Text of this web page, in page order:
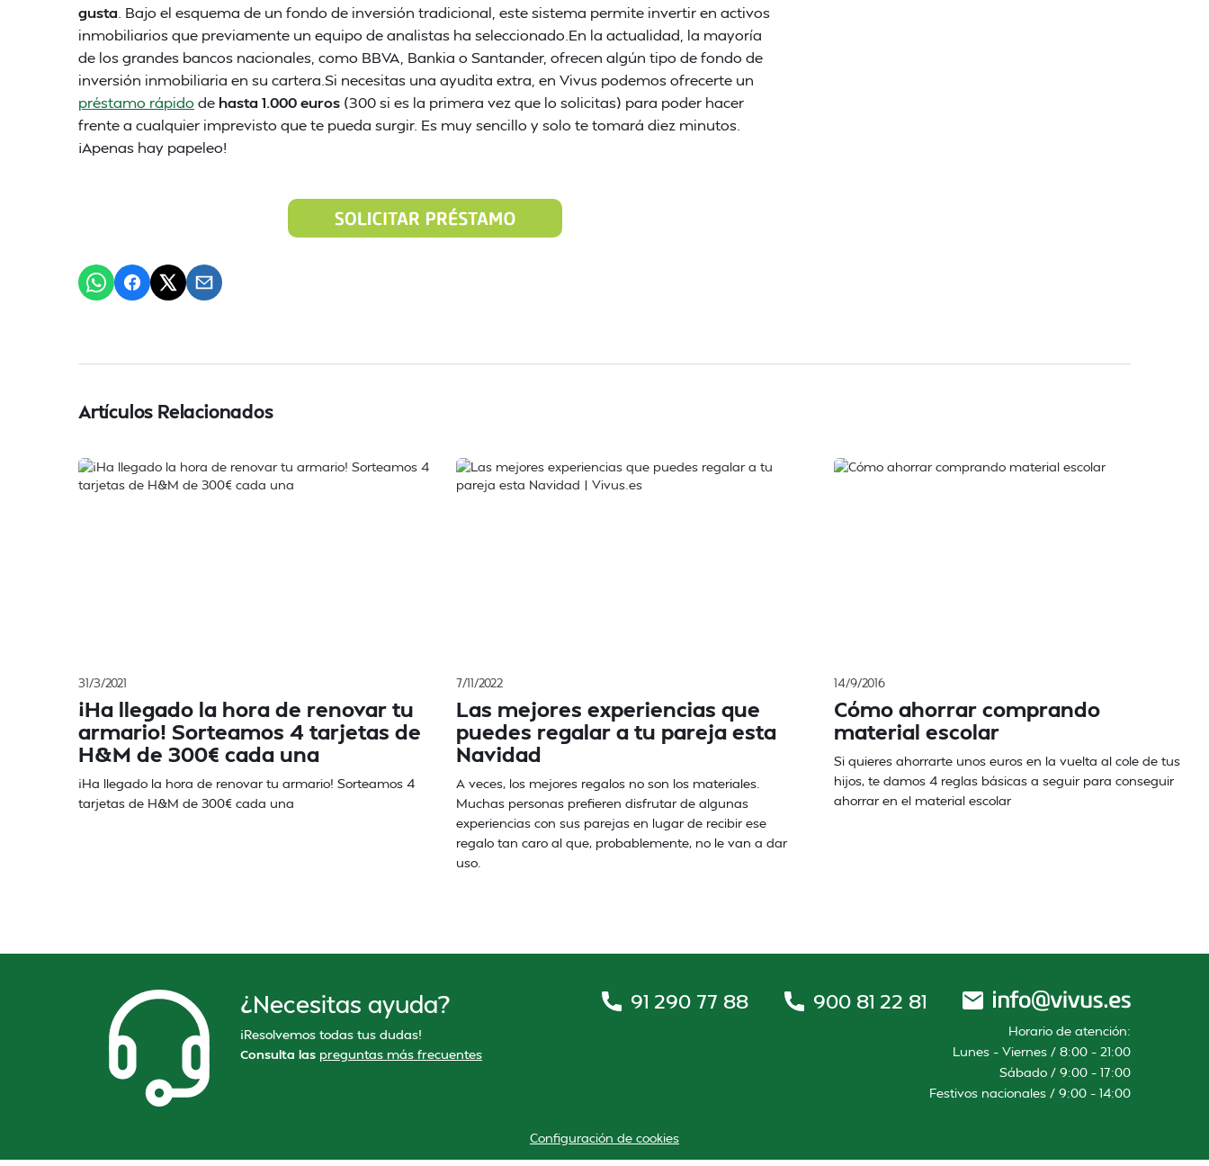
gusta . Bajo el esquema de un fondo de inversión tradicional, este sistema permite invertir en activos
inmobiliarios que previamente un equipo de analistas ha seleccionado.En la actualidad, la mayoría
de los grandes bancos nacionales, como BBVA, Bankia o Santander, ofrecen algún tipo de fondo de
inversión inmobiliaria en su cartera.Si necesitas una ayudita extra, en Vivus podemos ofrecerte un
préstamo rápido de hasta 1.000 euros (300 si es la primera vez que lo solicitas) para poder hacer
frente a cualquier imprevisto que te pueda surgir. Es muy sencillo y solo te tomará diez minutos.
¡Apenas hay papeleo!
Artículos Relacionados
31/3/2021
¡Ha llegado la hora de renovar tu
armario! Sorteamos 4 tarjetas de
H&M de 300€ cada una
¡Ha llegado la hora de renovar tu armario! Sorteamos 4
tarjetas de H&M de 300€ cada una
7/11/2022
Las mejores experiencias que
puedes regalar a tu pareja esta
Navidad
A veces, los mejores regalos no son los materiales.
Muchas personas prefieren disfrutar de algunas
experiencias con sus parejas en lugar de recibir ese
regalo tan caro al que, probablemente, no le van a dar
uso.
14/9/2016
Cómo ahorrar comprando
material escolar
Si quieres ahorrarte unos euros en la vuelta al cole de tus
hijos, te damos 4 reglas básicas a seguir para conseguir
ahorrar en el material escolar
¿Necesitas ayuda?
¡Resolvemos todas tus dudas!
Consulta las preguntas más frecuentes
91 290 77 88 900 81 22 81
Horario de atención:
Lunes – Viernes / 8:00 – 21:00
Sábado / 9:00 – 17:00
Festivos nacionales / 9:00 – 14:00
Configuración de cookies